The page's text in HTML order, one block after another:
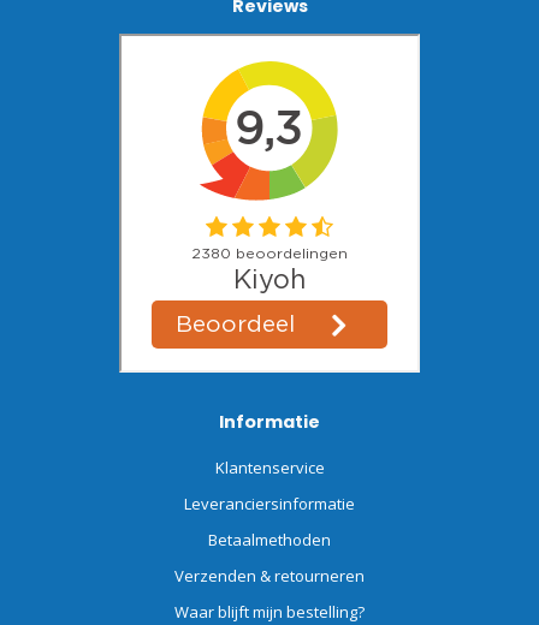
Reviews
Informatie
Klantenservice
Leveranciersinformatie
Betaalmethoden
Verzenden & retourneren
Waar blijft mijn bestelling?